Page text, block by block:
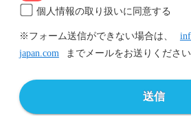
個人情報の取り扱いに同意する
※フォーム送信ができない場合は、
japan.com
までメールをお送りください
送信